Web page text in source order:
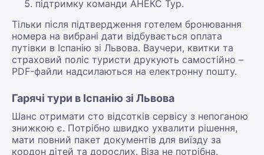
підтримку команди АНЕКС Тур.
Тільки після підтвердження готелем бронювання
номера на вибрані дати відбувається оплата
путівки в Іспанію зі Львова. Ваучери, квитки та
страховий поліс туристи друкують самостійно –
PDF-файли надсилаються на електронну пошту.
Гарячі тури в Іспанію зі Львова
Шанс отримати сто відсотків сервісу з непоганою
знижкою є. Потрібно швидко ухвалити рішення,
мати повний пакет документів для виїзду за
кордон дітей та дорослих. Віза не потрібна.